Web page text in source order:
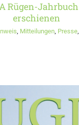
Rügen-
erschienen
, Mitteilungen, Presse,